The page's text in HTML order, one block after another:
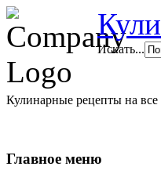
Искать...
Кулинарные рецепты на
Главное меню